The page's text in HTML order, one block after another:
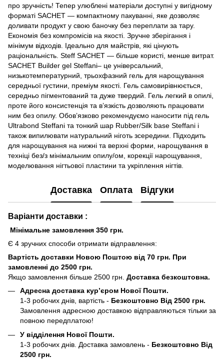
про зручність! Тепер улюблені матеріали доступні у вигідному
форматі SACHET — компактному пакуванні, яке дозволяє
доливати продукт у свою баночку без переплати за тару. ⠀
Економія без компромісів на якості. Зручне зберігання і
мінімум відходів. Ідеально для майстрів, які цінують
раціональність. Steff SACHET — більше користі, менше витрат.
SACHET Builder gel Steffani– це універсальний,
низькотемпературний, трьохфазний гель для нарощування
середньої густини, преміум якості. Гель самовирівнюється,
середньо пігментований та дуже твердий. Гель легкий в опилі,
проте його консистенція та в’язкість дозволяють працювати
ним без опилу. Обов’язково рекомендуємо наносити під гель
Ultrabond Steffani та тонкий шар Rubber/Silk base Steffani і
також випилювати натуральний ніготь зсередини. Підходить
для нарощування на нижні та верхні форми, нарощування в
техніці без/з мінімальним опилу/ом, корекції нарощування,
моделювання нігтьової пластини та укріплення нігтів.
Доставка Оплата Відгуки
Варіанти доставки :
Мінімальне замовлення 350 грн.
Є 4 зручних способи отримати відправлення:
Вартість доставки Новою Поштою від 70 грн. При
замовленні до 2500 грн.
Якщо замовлення більше 2500 грн. Доставка безкоштовна.
Адресна доставка кур’єром Нової Пошти.
1-3 робочих днів, вартість - Безкоштовно Від 2500 грн.
Замовлення адресною доставкою відправляються тільки за
повною передплатою!
У відділення Нової Пошти.
1-3 робочих днів. Доставка замовлень - Безкоштовно Від
2500 грн.